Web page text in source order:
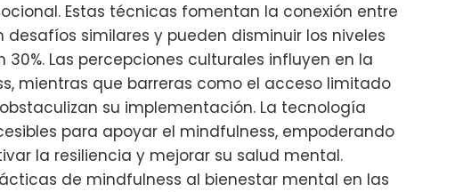
Estas técnicas fomentan la conexión entre
similares y pueden disminuir los niveles
Las percepciones culturales influyen en la
mientras que barreras como el acceso limitado
su implementación. La tecnología
para apoyar el mindfulness, empoderando
la resiliencia y mejorar su salud mental.
de mindfulness al bienestar mental en las